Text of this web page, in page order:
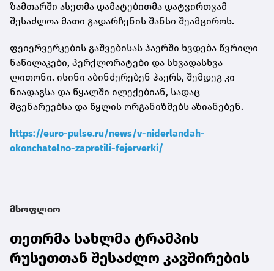
ზამთარში ასეთმა დამატებითმა დატვირთვამ
შესაძლოა მათი გადარჩენის შანსი შეამციროს.
ფეიერვერკების გაშვებისას ჰაერში ხვდება წვრილი
ნაწილაკები, პერქლორატები და სხვადასხვა
ლითონი. ისინი აბინძურებენ ჰაერს, შემდეგ კი
ნიადაგსა და წყალში ილექებიან, სადაც
მცენარეებსა და წყლის ორგანიზმებს აზიანებენ.
https://euro-pulse.ru/news/v-niderlandah-
okonchatelno-zapretili-fejerverki/
მსოფლიო
თეთრმა სახლმა ტრამპის
რუსეთთან შესაძლო კავშირების